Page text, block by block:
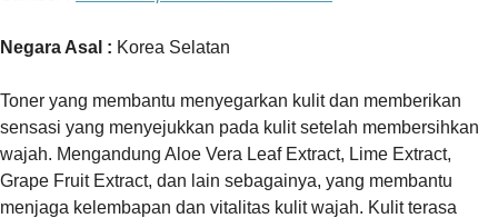
Negara Asal : Korea Selatan
Toner yang membantu menyegarkan kulit dan memberikan
sensasi yang menyejukkan pada kulit setelah membersihkan
wajah. Mengandung Aloe Vera Leaf Extract, Lime Extract,
Grape Fruit Extract, dan lain sebagainya, yang membantu
menjaga kelembapan dan vitalitas kulit wajah. Kulit terasa